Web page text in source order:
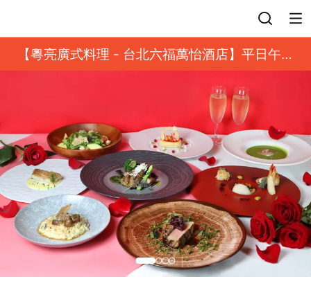
【粵亮廣式料理 - 台北六福萬怡酒店】平日午餐
8 折起｜靓港點套餐